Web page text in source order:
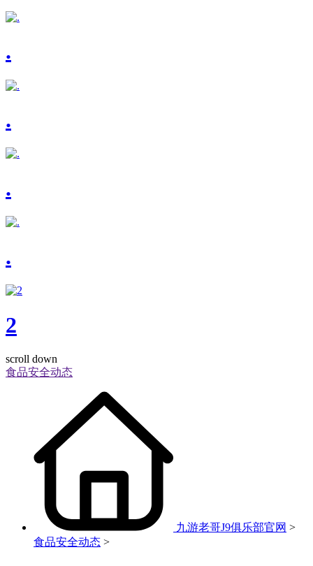
.
.
.
.
2
scroll down
食品安全动态
九游老哥J9俱乐部官网 >
食品安全动态 >